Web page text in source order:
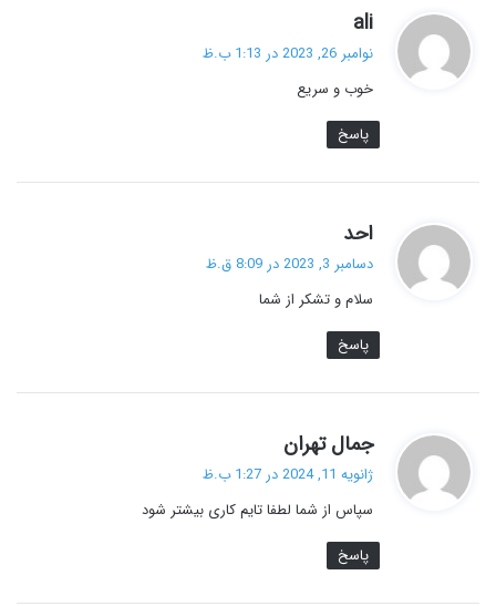
ali
ت
:
نوامبر 26, 2023 در 1:13 ب.ظ
خوب و سریع
پاسخ
احد
ت
:
دسامبر 3, 2023 در 8:09 ق.ظ
سلام و تشکر از شما
پاسخ
جمال تهران
:
ژانویه 11, 2024 در 1:27 ب.ظ
سپاس از شما لطفا تایم کاری بیشتر شود
پاسخ